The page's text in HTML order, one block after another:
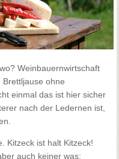
Weinbauernwirtschaft
ohne
einmal das ist hier sicher
nach der Ledernen ist,
Kitzeck ist halt Kitzeck!
auch keiner was: